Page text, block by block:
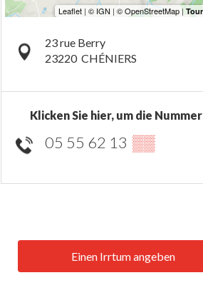
23 rue Berry
23220 CHÉNIERS
Klicken Sie hier, um die Nummer
05 55 62 13 ▒▒
Einen Irrtum angeben